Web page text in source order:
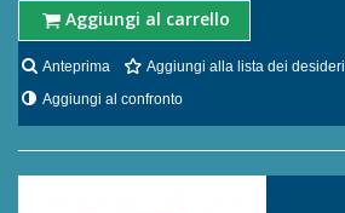
Aggiungi al carrello
Anteprima Aggiungi alla lista dei desideri
Aggiungi al confronto